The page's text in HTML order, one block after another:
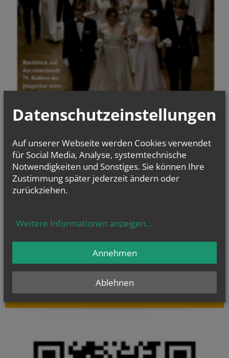
letzte Ausgabe
Datenschutzeinstellungen
Auf unserer Webseite werden Cookies verwendet
für Social Media, Analyse, systemtechnische
Notwendigkeiten und Sonstiges. Sie können Ihre
Zustimmung später jederzeit ändern oder
zurückziehen.
Weitere Informationen anzeigen...
Ablehnen
Annehmen